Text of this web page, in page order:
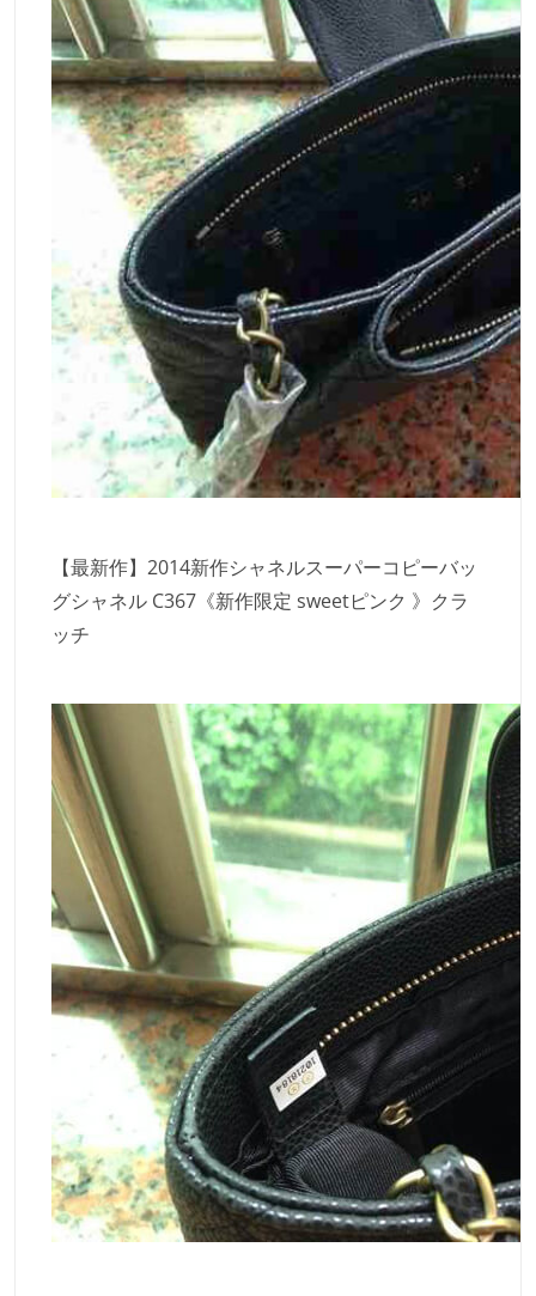
【最新作】2014新作シャネルスーパーコピーバッ
グシャネル C367《新作限定 sweetピンク 》クラ
ッチ